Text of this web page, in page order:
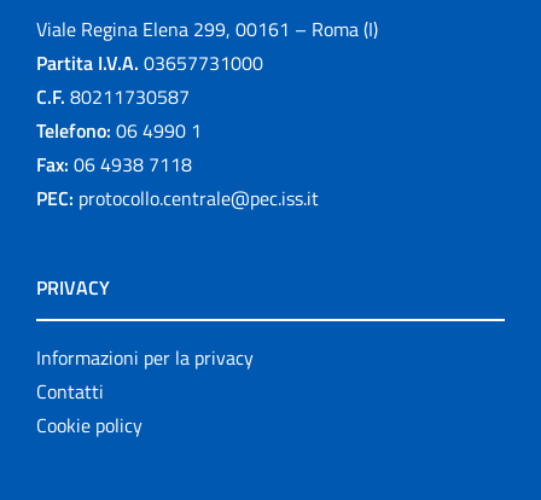
Viale Regina Elena 299, 00161 – Roma (I)
Partita I.V.A. 03657731000
C.F. 80211730587
Telefono: 06 4990 1
Fax: 06 4938 7118
PEC: protocollo.centrale@pec.iss.it
PRIVACY
Informazioni per la privacy
Contatti
Cookie policy